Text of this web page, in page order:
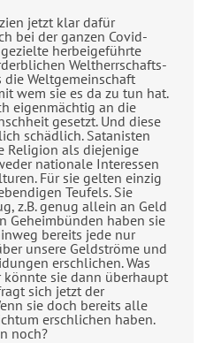
jetzt klar dafür
bei der ganzen Covid-
herbeigeführte
Weltherrschafts-
die Weltgemeinschaft
wem sie es da zu tun hat.
eigenmächtig an die
gesetzt. Und diese
schädlich. Satanisten
Religion als diejenige
nationale Interessen
Für sie gelten einzig
Teufels. Sie
z.B. genug allein an Geld
Geheimbünden haben sie
bereits jede nur
unsere Geldströme und
erschlichen. Was
könnte sie dann überhaupt
sich jetzt der
sie doch bereits alle
erschlichen haben.
noch?